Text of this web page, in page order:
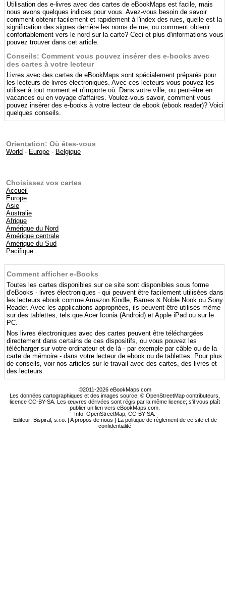
Utilisation des e-livres avec des cartes de eBookMaps est facile, mais
nous avons quelques indices pour vous. Avez-vous besoin de savoir
comment obtenir facilement et rapidement à l'index des rues, quelle est la
signification des signes derrière les noms de rue, ou comment obtenir
confortablement vers le nord sur la carte? Ceci et plus d'informations vous
pouvez trouver dans cet article.
Conseils: Comment vous pouvez insérer des e-books avec
des cartes à votre lecteur
Livres avec des cartes de eBookMaps sont spécialement préparés pour
les lecteurs de livres électroniques. Avec ces lecteurs vous pouvez les
utiliser à tout moment et n'importe où. Dans votre ville, ou peut-être en
vacances ou en voyage d'affaires. Voulez-vous savoir, comment vous
pouvez insérer des e-books à votre lecteur de ebook (ebook reader)? Voici
quelques conseils.
Orientation: Où êtes-vous
World - Europe - Belgique
Choisissez vos cartes
Accueil
Europe
Asie
Australie
Afrique
Amérique du Nord
Amérique centrale
Amérique du Sud
Pacifique
Comment afficher e-Books
Toutes les cartes disponibles sur ce site sont disponibles sous forme
d'eBooks - livres électroniques - qui peuvent être facilement utilisées dans
les lecteurs ebook comme Amazon Kindle, Barnes & Noble Nook ou Sony
Reader. Avec les applications appropriées, ils peuvent être utilisés même
sur des tablettes, tels que Acer Iconia (Android) et Apple iPad ou sur le
PC.
Nos livres électroniques avec des cartes peuvent être téléchargées
directement dans certains de ces dispositifs, ou vous pouvez les
télécharger sur votre ordinateur et de là - par exemple par câble ou de la
carte de mémoire - dans votre lecteur de ebook ou de tablettes. Pour plus
de conseils, voir nos articles sur le travail avec des cartes, des livres et
des lecteurs.
©2011-2026 eBookMaps.com
Les données cartographiques et des images source: © OpenStreetMap contributeurs,
licence CC-BY-SA. Les œuvres dérivées sont régis par la même licence; s'il vous plaît
publier un lien vers eBookMaps.com.
Info:OpenStreetMap ,CC-BY-SA
Editeur: Bispiral, s.r.o. | A propos de nous | La politique de règlement de ce site et de
confidentialité